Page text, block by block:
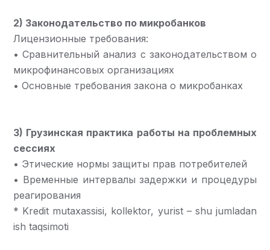
2) Законодательство по микробанков
Лицензионные требования:
• Сравнительный анализ с законодательством о
микрофинансовых организациях
• Основные требования закона о микробанках
3) Грузинская практика работы на проблемных
сессиях
• Этические нормы защиты прав потребителей
• Временные интервалы задержки и процедуры
реагирования
* Kredit mutaxassisi, kollektor, yurist – shu jumladan
ish taqsimoti